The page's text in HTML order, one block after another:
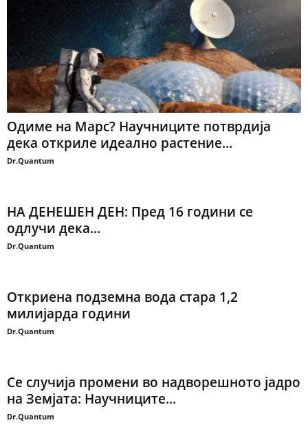
Одиме на Марс? Научниците потврдија
дека откриле идеално растение...
Dr.Quantum
НА ДЕНЕШЕН ДЕН: Пред 16 години се
одлучи дека...
Dr.Quantum
Откриена подземна вода стара 1,2
милијарда години
Dr.Quantum
Се случија промени во надворешното јадро
на Земјата: Научниците...
Dr.Quantum